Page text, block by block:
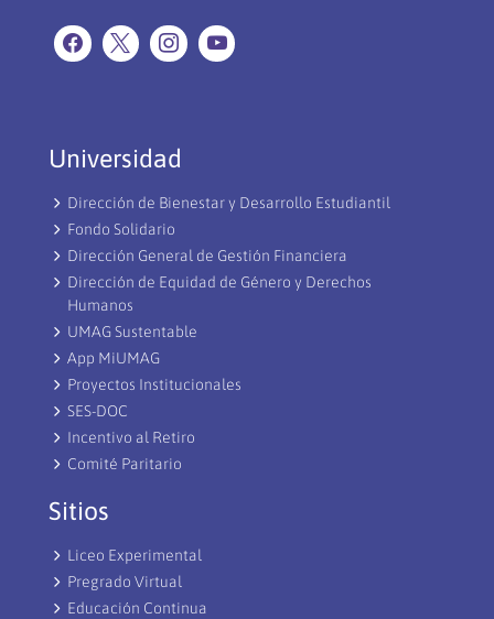
Universidad
Dirección de Bienestar y Desarrollo Estudiantil
Fondo Solidario
Dirección General de Gestión Financiera
Dirección de Equidad de Género y Derechos
Humanos
UMAG Sustentable
App MiUMAG
Proyectos Institucionales
SES-DOC
Incentivo al Retiro
Comité Paritario
Sitios
Liceo Experimental
Pregrado Virtual
Educación Continua